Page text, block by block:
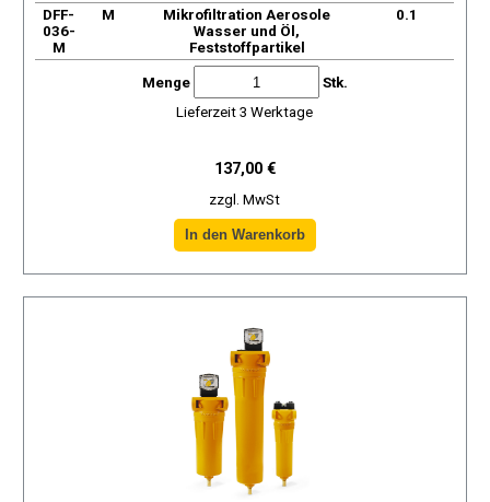
DFF-
036-
M
М
Mikrofiltration Aerosole
Wasser und Öl,
Feststoffpartikel
0.1
Menge
Stk.
Lieferzeit 3 Werktage
137,00 €
zzgl. MwSt